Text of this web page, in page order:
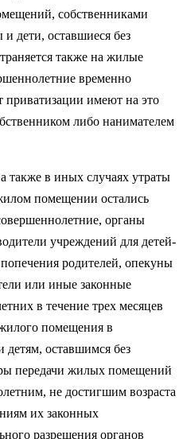
собственниками
дети, оставшиеся без
также на жилые
временно
приватизации имеют на это
либо нанимателем
также в иных случаях утраты
помещении остались
органы
учреждений для детей-
родителей, опекуны
или иные законные
в течение трех месяцев
помещения в
детям, оставшимся без
передачи жилых помещений
не достигшим возраста
их законных
разрешения органов